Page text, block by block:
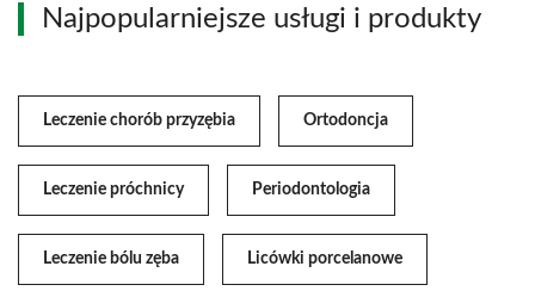
Najpopularniejsze usługi i produkty
Leczenie chorób przyzębia Ortodoncja
Leczenie próchnicy Periodontologia
Leczenie bólu zęba Licówki porcelanowe